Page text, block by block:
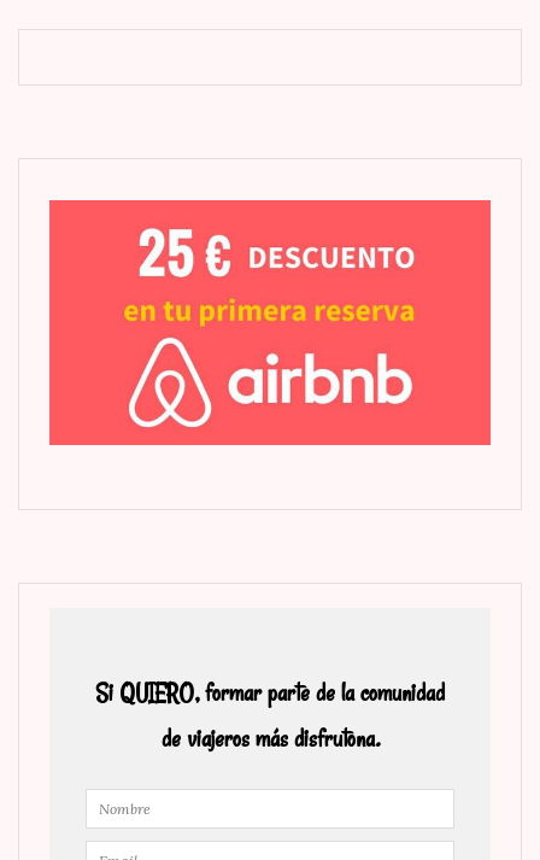
Si QUIERO, formar parte de la comunidad
de viajeros más disfrutona.